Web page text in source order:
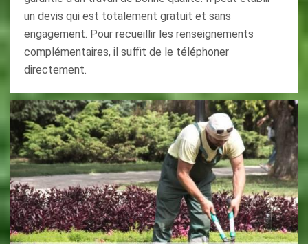
un devis qui est totalement gratuit et sans
engagement. Pour recueillir les renseignements
complémentaires, il suffit de le téléphoner
directement.